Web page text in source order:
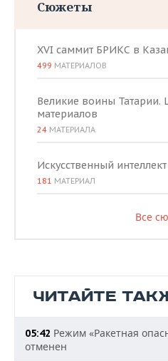
Сюжеты
XVI саммит БРИКС в
499 МАТЕРИАЛОВ
Великие воины Татарии.
материалов
24 МАТЕРИАЛА
Искусственный интеллект
181 МАТЕРИАЛ
Все
ЧИТАЙТЕ
05:42 Режим «Ракетная
отменен